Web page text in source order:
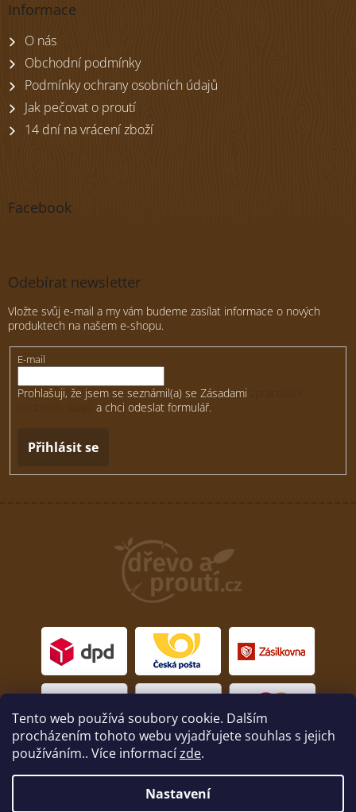
Tento web používá soubory cookie. Dalším
procházením tohoto webu vyjadřujete souhlas s jejich
používáním.. Více informacízde.
Nastavení
Informace
O nás
Obchodní podmínky
Podmínky ochrany osobních údajů
Jak pečovat o proutí
14 dní na vrácení zboží
Facebook
Odebírat newsletter
Vložte svůj e-mail a my vám budeme zasílat informace o nových
produktech na našem e-shopu.
E-mail
Prohlašuji, že jsem se seznámil(a) se Zásadami
a chci odeslat formulář.
Přihlásit se